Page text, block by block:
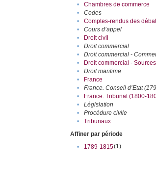
•
Chambres de commerce
•
Codes
•
Comptes-rendus des
•
Cours d’appel
•
Droit civil
•
Droit commercial
•
Droit commercial -
•
Droit commercial - Sources
•
Droit maritime
•
France
•
France. Conseil d’Etat
•
France. Tribunat (1800-
•
Législation
•
Procédure civile
•
Tribunaux
Affiner par période
•
1789-1815(1)